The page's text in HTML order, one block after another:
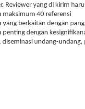
Reviewer yang di kirim
maksimum 40 referensi
yang berkaitan dengan
dengan
undang-